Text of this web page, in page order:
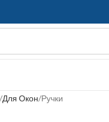
Для Окон Ручки